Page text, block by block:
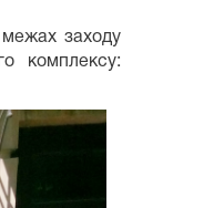
межах заходу
комплексу: